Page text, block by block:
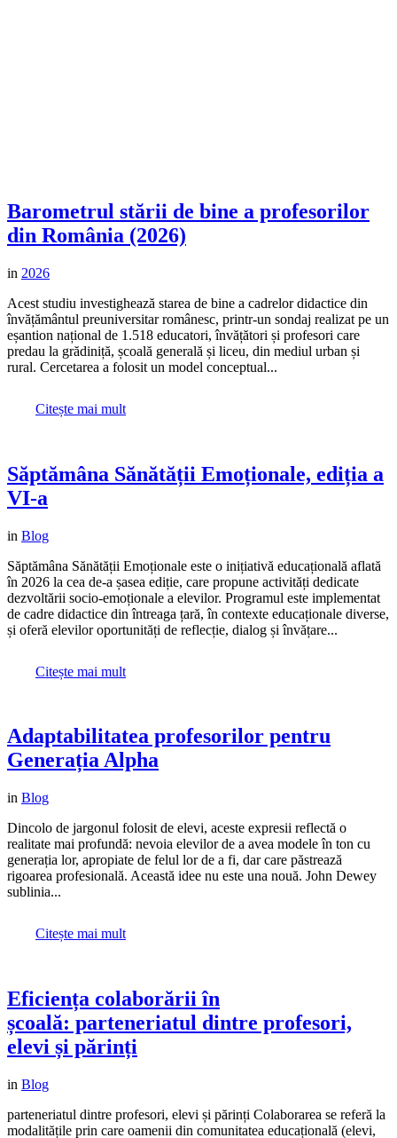
Barometrul stării de bine a profesorilor
din România (2026)
in 2026
Acest studiu investighează starea de bine a cadrelor didactice din
învățământul preuniversitar românesc, printr-un sondaj realizat pe un
eșantion național de 1.518 educatori, învățători și profesori care
predau la grădiniță, școală generală și liceu, din mediul urban și
rural. Cercetarea a folosit un model conceptual...
Citește mai mult
Săptămâna Sănătății Emoționale, ediția a
VI-a
in Blog
Săptămâna Sănătății Emoționale este o inițiativă educațională aflată
în 2026 la cea de-a șasea ediție, care propune activități dedicate
dezvoltării socio-emoționale a elevilor. Programul este implementat
de cadre didactice din întreaga țară, în contexte educaționale diverse,
și oferă elevilor oportunități de reflecție, dialog și învățare...
Citește mai mult
Adaptabilitatea profesorilor pentru
Generația Alpha
in Blog
Dincolo de jargonul folosit de elevi, aceste expresii reflectă o
realitate mai profundă: nevoia elevilor de a avea modele în ton cu
generația lor, apropiate de felul lor de a fi, dar care păstrează
rigoarea profesională. Această idee nu este una nouă. John Dewey
sublinia...
Citește mai mult
Eficiența colaborării în
școală: parteneriatul dintre profesori,
elevi și părinți
in Blog
parteneriatul dintre profesori, elevi și părinți Colaborarea se referă la
modalitățile prin care oamenii din comunitatea educațională (elevi,